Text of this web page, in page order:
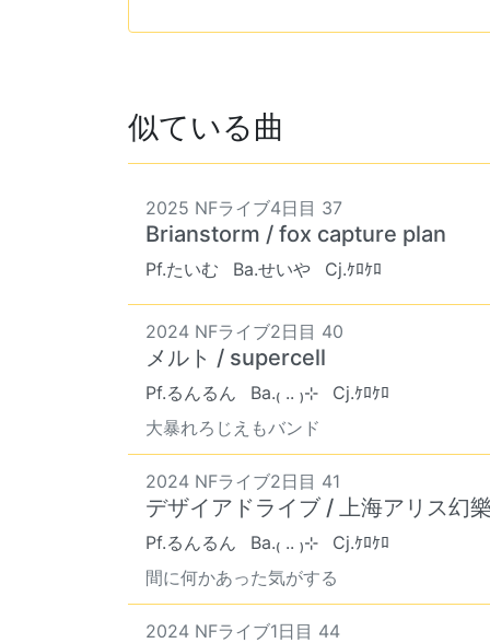
似ている曲
2025 NFライブ4日目 37
Brianstorm / fox capture plan
Pf.たいむ Ba.せいや Cj.ｹﾛｹﾛ
2024 NFライブ2日目 40
メルト / supercell
Pf.るんるん Ba.₍ .. ₎⊹
Cj.ｹﾛｹﾛ
大暴れろじえもバンド
2024 NFライブ2日目 41
デザイアドライブ / 上海アリス幻
Pf.るんるん Ba.₍ .. ₎⊹
Cj.ｹﾛｹﾛ
間に何かあった気がする
2024 NFライブ1日目 44